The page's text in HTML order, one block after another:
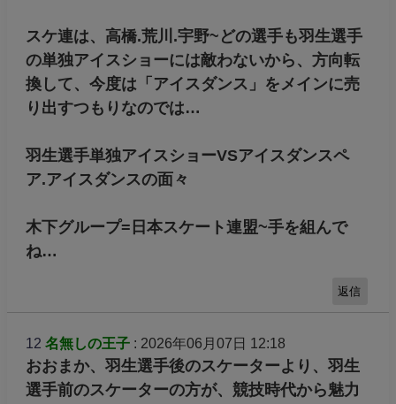
スケ連は、高橋.荒川.宇野~どの選手も羽生選手
の単独アイスショーには敵わないから、方向転
換して、今度は「アイスダンス」をメインに売
り出すつもりなのでは…
羽生選手単独アイスショーVSアイスダンスペ
ア.アイスダンスの面々
木下グループ=日本スケート連盟~手を組んで
ね…
返信
12 名無しの王子: 2026年06月07日 12:18
おおまか、羽生選手後のスケーターより、羽生
選手前のスケーターの方が、競技時代から魅力